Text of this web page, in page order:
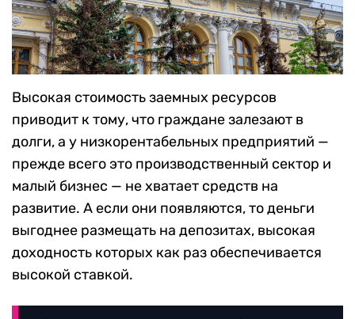
Высокая стоимость заемных ресурсов
приводит к тому, что граждане залезают в
долги, а у низкорентабельных предприятий —
прежде всего это производственный сектор и
малый бизнес — не хватает средств на
развитие. А если они появляются, то деньги
выгоднее размещать на депозитах, высокая
доходность которых как раз обеспечивается
высокой ставкой.